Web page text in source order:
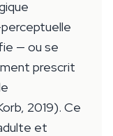
— ou se
prescrit
2019). Ce
et